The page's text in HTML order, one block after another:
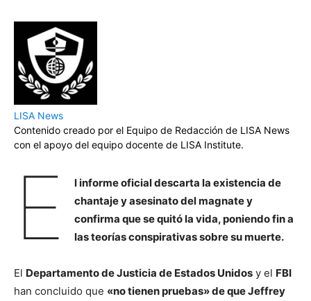
LISA News
Contenido creado por el Equipo de Redacción de LISA News
con el apoyo del equipo docente de LISA Institute.
E
l informe oficial descarta la existencia de
chantaje y asesinato del magnate y
confirma que se quitó la vida, poniendo fin a
las teorías conspirativas sobre su muerte.
El Departamento de Justicia de Estados Unidos y el FBI
han concluido que «no tienen pruebas» de que Jeffrey